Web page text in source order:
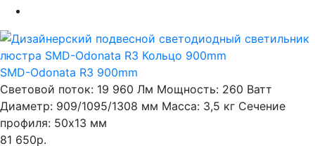
SMD-Odonata R3 900mm
Световой поток: 19 960 Лм Мощность: 260 Ватт
Диаметр: 909/1095/1308 мм Масса: 3,5 кг Сечение
профиля: 50х13 мм
81 650р.